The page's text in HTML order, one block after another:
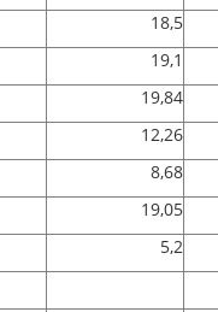
18,5
19,1
19,84
12,26
8,68
19,05
5,2